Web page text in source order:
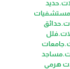
هرمي